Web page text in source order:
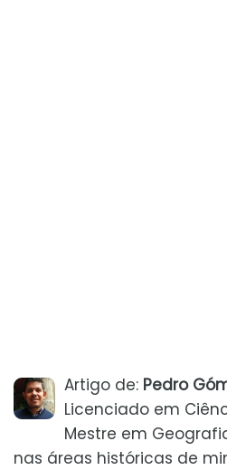
Artigo de: Pedro
Licenciado em
Mestre em
nas áreas históricas de